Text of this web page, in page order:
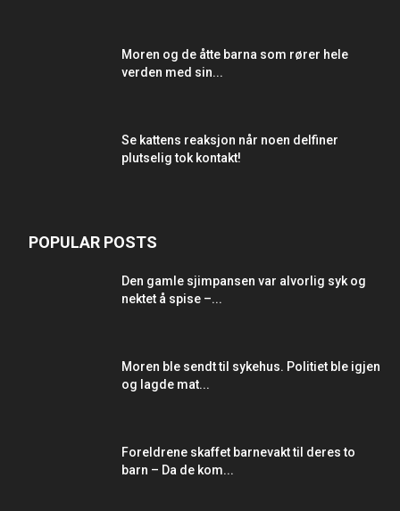
Moren og de åtte barna som rører hele
verden med sin...
Se kattens reaksjon når noen delfiner
plutselig tok kontakt!
POPULAR POSTS
Den gamle sjimpansen var alvorlig syk og
nektet å spise –...
Moren ble sendt til sykehus. Politiet ble igjen
og lagde mat...
Foreldrene skaffet barnevakt til deres to
barn – Da de kom...